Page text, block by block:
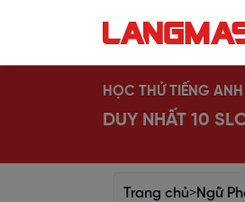
HỌC THỬ TIẾNG ANH
DUY NHẤT 10
Trang chủ>Ngữ